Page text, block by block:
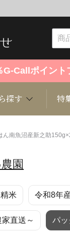
G-Callポイン
和菓子
珈琲/
探す
ファッ
キッズ
特
ん南魚沼産新之助
園
米 令和8年
直送～ パ